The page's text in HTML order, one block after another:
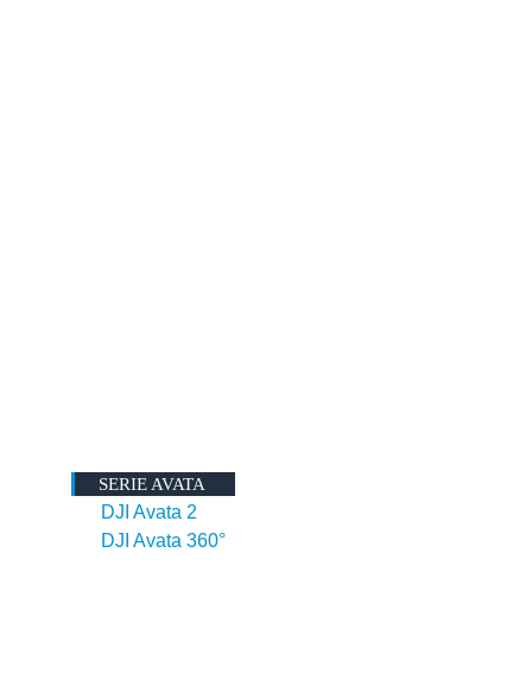
SERIE AVATA
DJI Avata 2
DJI Avata 360°